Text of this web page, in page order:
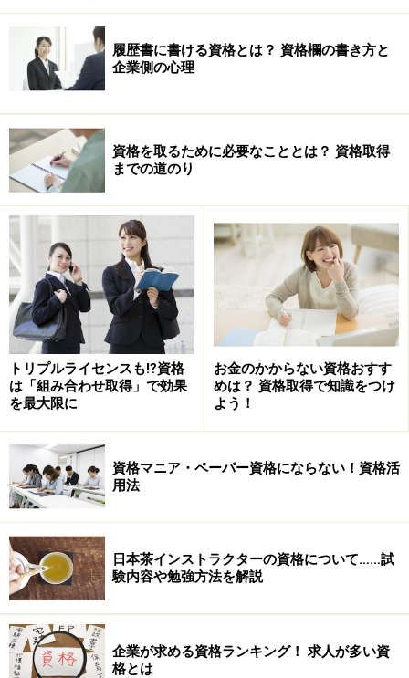
履歴書に書ける資格とは？ 資格欄の書き方と
企業側の心理
資格を取るために必要なこととは？ 資格取得
までの道のり
トリプルライセンスも⁉資格
は「組み合わせ取得」で効果
を最大限に
お金のかからない資格おすす
めは？ 資格取得で知識をつけ
よう！
資格マニア・ペーパー資格にならない！資格活
用法
日本茶インストラクターの資格について……試
験内容や勉強方法を解説
企業が求める資格ランキング！ 求人が多い資
格とは